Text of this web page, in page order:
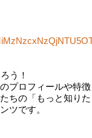
う！
プロフィールや特徴
ちの「もっと知りた
ツです。